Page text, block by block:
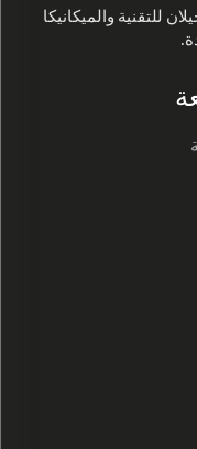
للتقنية والميكانيكا